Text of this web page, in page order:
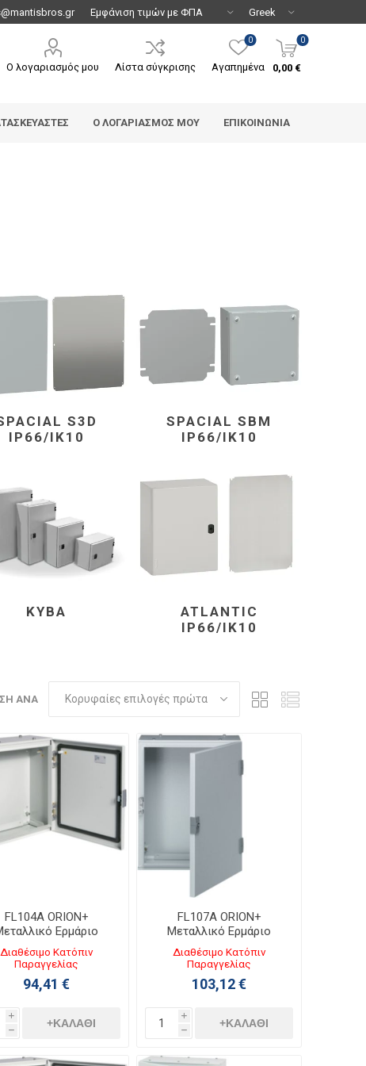
Ο λογαριασμός μου Λίστα σύγκρισης Αγαπημένα
0 0
0,00 €
Ο ΛΟΓΑΡΙΑΣΜΌΣ ΜΟΥ ΕΠΙΚΟΙΝΩΝΊΑ
S3D
IP66/IK10
SPACIAL SBM
IP66/IK10
ΚΥΒΑ
ATLANTIC
IP66/IK10
ΑΝΆ
FL104A ORION+
Ερμάριο
με
Πόρτα IP65
Διαθέσιμο Κατόπιν
Παραγγελίας
94,41 €
i
h
+ΚΑΛΆΘΙ
FL107A ORION+
Μεταλλικό Ερμάριο
Π300ΧΥ400ΧΒ200 με
Αδιάφανη Πόρτα IP65
Διαθέσιμο Κατόπιν
Παραγγελίας
103,12 €
i
h
+ΚΑΛΆΘΙ